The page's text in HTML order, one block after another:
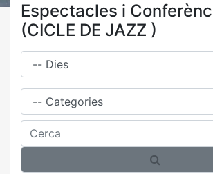
Espectacles i
(CICLE DE JAZZ )
Dies
Família
Cerca